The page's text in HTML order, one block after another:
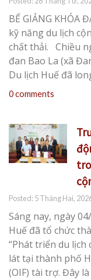
BẾ GIẢNG KHÓA
kỹ năng du lịch
chất thải. Chiều
đan Bao La (xã
Du lịch Huế đã
0 comments
Posted: 5 Tháng Hai,
Sáng nay, ngày
Huế đã tổ chức
“Phát triển du
lát tại thành phố
(OIF) tài trợ. Đây